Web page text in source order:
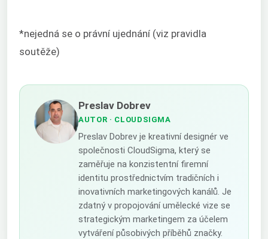
*nejedná se o právní ujednání (viz pravidla
soutěže)
Preslav Dobrev
AUTOR · CLOUDSIGMA
Preslav Dobrev je kreativní designér ve
společnosti CloudSigma, který se
zaměřuje na konzistentní firemní
identitu prostřednictvím tradičních i
inovativních marketingových kanálů. Je
zdatný v propojování umělecké vize se
strategickým marketingem za účelem
vytváření působivých příběhů značky.